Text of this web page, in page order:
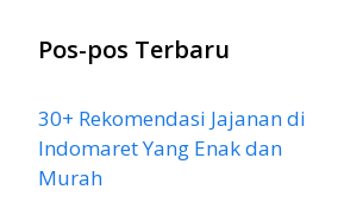
Pos-pos Terbaru
30+ Rekomendasi Jajanan di
Indomaret Yang Enak dan
Murah